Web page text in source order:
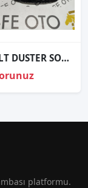
RENAULT DUSTER SOL FAR CAMI SIFIR 2024 2025 2026
platformu.